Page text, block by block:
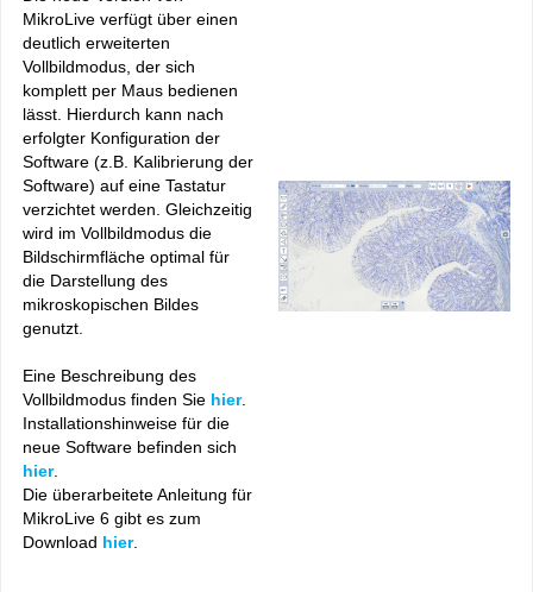
MikroLive verfügt über einen
deutlich erweiterten
Vollbildmodus, der sich
komplett per Maus bedienen
lässt. Hierdurch kann nach
erfolgter Konfiguration der
Software (z.B. Kalibrierung der
Software) auf eine Tastatur
verzichtet werden. Gleichzeitig
wird im Vollbildmodus die
Bildschirmfläche optimal für
die Darstellung des
mikroskopischen Bildes
genutzt.
Eine Beschreibung des
Vollbildmodus finden Sie hier.
Installationshinweise für die
neue Software befinden sich
hier.
Die überarbeitete Anleitung für
MikroLive 6 gibt es zum
Download hier.